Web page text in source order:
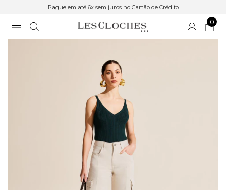
Pague em até 6x sem juros no Cartão de Crédito
0